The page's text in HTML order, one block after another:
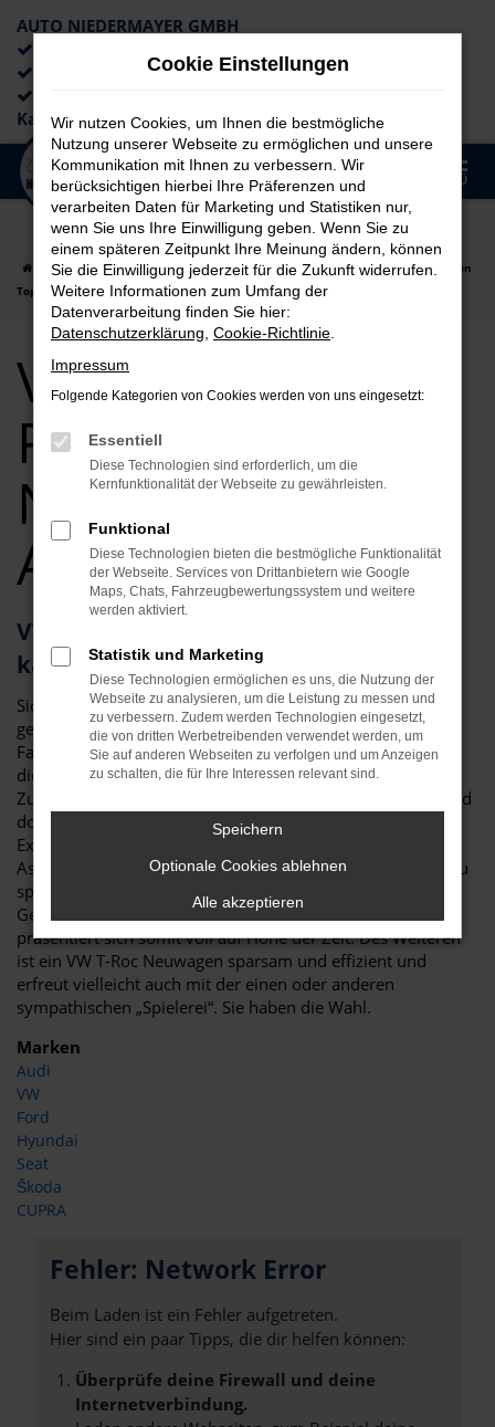
Zum
Hauptinhalt
springen
AUTO NIEDERMAYER GMBH
Lieferung an die Haustür
Kaufabwicklung
MENÜ
Startseite Passau VW VW T-Roc
VW T-Roc für Passau Neuwagen
Top Angebote
VW T-Roc für
Passau
Neuwagen Top
Angebote
VW T-Roc – als Neuwagen für Passau
kaum zu toppen
Sicher haben Sie schon viel über den VW T-Roc Neuwagen
gelesen und festgestellt, dass es kaum ein geeigneteres
Fahrzeug für Passau und Umgebung gibt. Da ist zum einen
die überzeugende Optik, die klar und deutlich die
Zugehörigkeit zur Modellfamilie von VW erkennen lässt und
doch eigenständig ausfällt. Da sind aber auch die vielen
Extras der aktuellen Modellgeneration und die
Assistenzsysteme. Für einen VW T-Roc Neuwagen in Passau
sprich in erster Linie der Sicherheitsaspekt. Mit jeder
Generation hat das Fahrzeug neue Technik erhalten und
präsentiert sich somit voll auf Höhe der Zeit. Des Weiteren
ist ein VW T-Roc Neuwagen sparsam und effizient und
erfreut vielleicht auch mit der einen oder anderen
sympathischen „Spielerei“. Sie haben die Wahl.
Marken
Audi
VW
Ford
Hyundai
Seat
Škoda
CUPRA
Fehler: Network Error
Beim Laden ist ein Fehler aufgetreten.
Hier sind ein paar Tipps, die dir helfen können:
Überprüfe deine Firewall und deine
Internetverbindung.
Cookie Einstellungen
Wir nutzen Cookies, um Ihnen die bestmögliche
Nutzung unserer Webseite zu ermöglichen und unsere
Kommunikation mit Ihnen zu verbessern. Wir
berücksichtigen hierbei Ihre Präferenzen und
verarbeiten Daten für Marketing und Statistiken nur,
wenn Sie uns Ihre Einwilligung geben. Wenn Sie zu
einem späteren Zeitpunkt Ihre Meinung ändern, können
Sie die Einwilligung jederzeit für die Zukunft widerrufen.
Weitere Informationen zum Umfang der
Datenverarbeitung finden Sie hier:
Datenschutzerklärung Cookie-Richtlinie
Impressum
Folgende Kategorien von Cookies werden von uns eingesetzt:
Essentiell
Diese Technologien sind erforderlich, um die
Kernfunktionalität der Webseite zu gewährleisten.
Funktional
Diese Technologien bieten die bestmögliche Funktionalität
der Webseite. Services von Drittanbietern wie Google
Maps, Chats, Fahrzeugbewertungssystem und weitere
werden aktiviert.
Statistik und Marketing
Diese Technologien ermöglichen es uns, die Nutzung der
Webseite zu analysieren, um die Leistung zu messen und
zu verbessern. Zudem werden Technologien eingesetzt,
die von dritten Werbetreibenden verwendet werden, um
Sie auf anderen Webseiten zu verfolgen und um Anzeigen
zu schalten, die für Ihre Interessen relevant sind.
Speichern
Optionale Cookies ablehnen
Alle akzeptieren